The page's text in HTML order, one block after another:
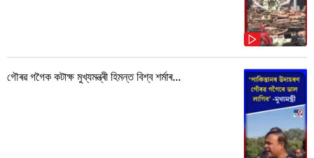
গৌৰৱ গগৈক কটাক্ষ মুখ্যমন্ত্ৰী হিমন্ত বিশ্ব শৰ্মাৰ...